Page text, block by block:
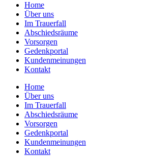
Home
Über uns
Im Trauerfall
Abschiedsräume
Vorsorgen
Gedenkportal
Kundenmeinungen
Kontakt
Home
Über uns
Im Trauerfall
Abschiedsräume
Vorsorgen
Gedenkportal
Kundenmeinungen
Kontakt